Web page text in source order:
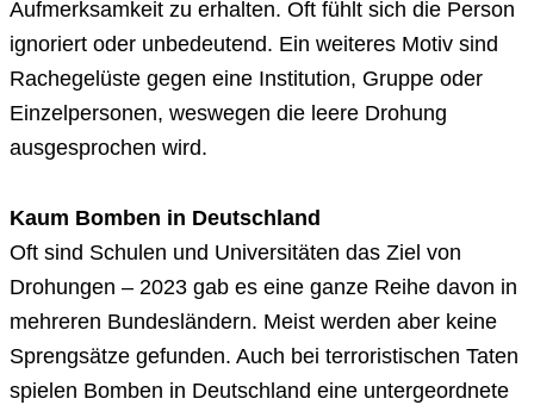
Aufmerksamkeit zu erhalten. Oft fühlt sich die Person
ignoriert oder unbedeutend. Ein weiteres Motiv sind
Rachegelüste gegen eine Institution, Gruppe oder
Einzelpersonen, weswegen die leere Drohung
ausgesprochen wird.
Kaum Bomben in Deutschland
Oft sind Schulen und Universitäten das Ziel von
Drohungen – 2023 gab es eine ganze Reihe davon in
mehreren Bundesländern. Meist werden aber keine
Sprengsätze gefunden. Auch bei terroristischen Taten
spielen Bomben in Deutschland eine untergeordnete